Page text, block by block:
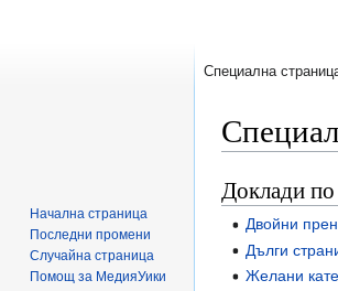
Направо
към
навигацията
Направо
към
търсенето
Доклади
Двойни
Дълги
Желани
Специална
Начална страница
Последни промени
Случайна страница
Помощ за МедияУики